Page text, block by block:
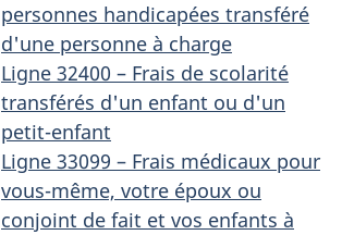
personnes handicapées transféré
d'une personne à charge
Ligne 32400 – Frais de scolarité
transférés d'un enfant ou d'un
petit-enfant
Ligne 33099 – Frais médicaux pour
vous-même, votre époux ou
conjoint de fait et vos enfants à